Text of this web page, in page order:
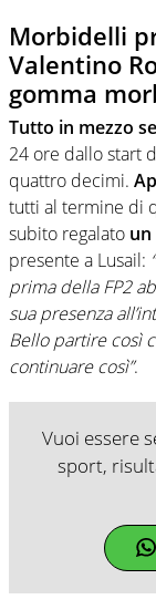
Morbidelli
Valentino
gomma
Tutto in mezzo
24 ore dallo start
quattro decimi.
tutti al termine di
subito regalato un
presente a Lusail:
prima della FP2
sua presenza
Bello partire così
continuare così”.
Vuoi essere
sport,